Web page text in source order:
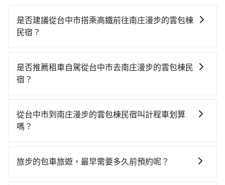
是否建議從台中市搭乘高鐵前往南庄漫步的雲包棟
民宿？
高鐵較貴、費時、轉車麻煩！台中-苗栗雖然一天最多時
有32班車次，從最早06:05到22:39，過了末班車到清晨
車程約15分鐘。抵達高鐵站後，步行進站、現場購票並
於月台排隊的時間約20分鐘，再乘坐17~19分鐘（平均
黃後約花45分鐘、車費700元後，抵達南庄漫步的雲包
是否推薦租車自駕從台中市去南庄漫步的雲包棟民
宿？
時不需要閉目養神（因為要自己開車），最重要的是你
當天就要來回，那在台中路邊可隨租隨借的iRent應該是
市（南屯區）到南庄漫步的雲包棟民宿的花費預估為
從台中市到南庄漫步的雲包棟民宿叫計程車划算
嗎？
灣大車隊、Uber、Line Taxi、Yoxi等，如果在路邊攔不
旅步的包車旅遊，最早需要多久前預約呢？